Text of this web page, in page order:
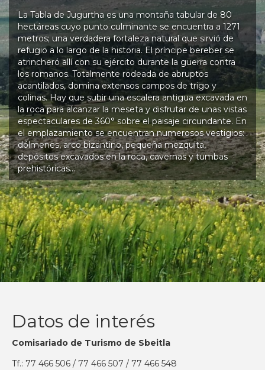
La Tabla de Jugurtha es una montaña tabular de 80
hectáreas cuyo punto culminante se encuentra a 1271
metros; una verdadera fortaleza natural que sirvió de
refugio a lo largo de la historia. El príncipe bereber se
atrincheró allí con su ejército durante la guerra contra
los romanos. Totalmente rodeada de abruptos
acantilados, domina extensos campos de trigo y
colinas. Hay que subir una escalera antigua excavada en
la roca para alcanzar la meseta y disfrutar de unas vistas
espectaculares de 360° sobre el paisaje circundante. En
el emplazamiento se encuentran numerosos vestigios:
dólmenes, arco bizantino, pequeña mezquita,
depósitos excavados en la roca, cavernas y tumbas
prehistóricas…
Datos de interés
Comisariado de Turismo de Sbeitla
Tf.: 77 466 506 / 77 466 507 / 77 466 548